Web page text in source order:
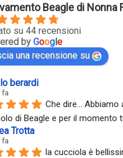
Beagle di Nonna
su 44 recensioni
byGoogle
una recensione su
berardi
fa
Che dire...
di Beagle e per il momento
Trotta
fa
la cucciola è